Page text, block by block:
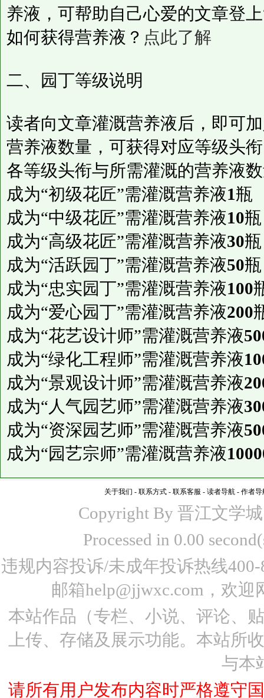
养液，可帮助自己心爱的文章登
如何获得营养液？ 点此了解
二、园丁等级说明
读者向文章灌溉营养液后，即可
营养液数量，可获得对应等级头
各等级头衔与所需灌溉的营养液
成为“初级花匠”需灌溉营养液1瓶
成为“中级花匠”需灌溉营养液10瓶
成为“高级花匠”需灌溉营养液30瓶
成为“活跃园丁”需灌溉营养液50瓶
成为“忠实园丁”需灌溉营养液100
成为“爱心园丁”需灌溉营养液200
成为“花艺设计师”需灌溉营养液
成为“绿化工程师”需灌溉营养液
成为“景观设计师”需灌溉营养液
成为“人气园艺师”需灌溉营养液
成为“资深园艺师”需灌溉营养液
成为“园艺宗师”需灌溉营养液
关于我们 - 联系方式 - 联系客服 - 读者导航 - 作者导
Copyright By 晋江文学
Processed in 0.00
违规内容投诉/未成年投诉热线
邮箱help@jjwxc.com，欢
本站作品（专栏、小说、评论、
上传、存储及展示功能。本站所
与本
请所有用户发布内容时严格遵守